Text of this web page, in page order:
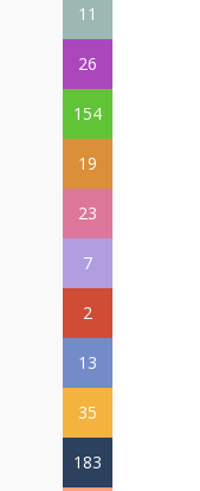
11
26
154
19
23
7
2
13
35
183